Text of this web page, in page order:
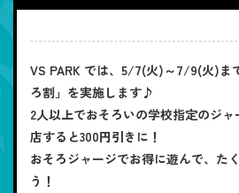
VS PARK では、5/7(火)～7/9(火)ま
ろ割」を実施します♪
2人以上でおそろいの学校指定のジ
店すると300円引きに！
おそろジャージでお得に遊んで、た
う！